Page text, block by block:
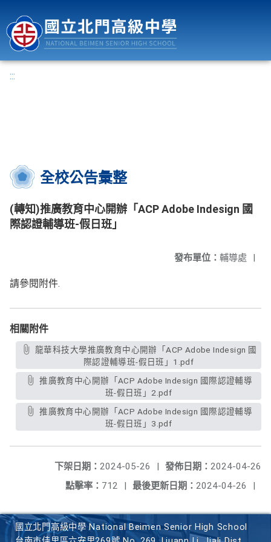
:::
全校公告彙整
(轉知)推廣教育中心開辦「ACP Adobe Indesign 國
際認證輔導班-假日班」
發布單位： 輔導處 |
請參閱附件.
相關附件
龍華科技大學推廣教育中心開辦「ACP Adobe Indesign 國
際認證輔導班-假日班」1.pdf
推廣教育中心開辦「ACP Adobe Indesign 國際認證輔導
班-假日班」2.pdf
推廣教育中心開辦「ACP Adobe Indesign 國際認證輔導
班-假日班」3.pdf
發佈日期： 2024-04-26
下架日期： 2024-05-26
|
最後更新日期： 2024-04-26 |
點擊率： 712 |
國立北門高級中學 National Beimen Senior High School